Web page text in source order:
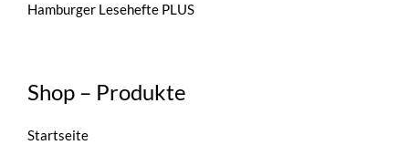
Hamburger Lesehefte PLUS
Shop – Produkte
Startseite